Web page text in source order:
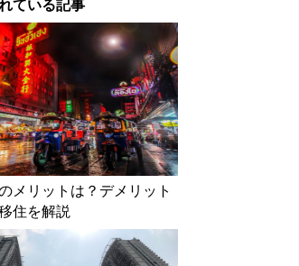
ている記事
メリットは？デメリット
住を解説